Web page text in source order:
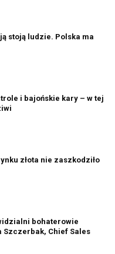
stoją ludzie. Polska ma
i bajońskie kary – w tej
złota nie zaszkodziło
bohaterowie
Szczerbak, Chief Sales